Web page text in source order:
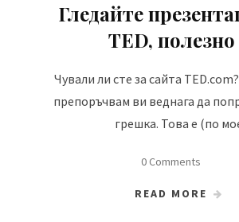
Гледайте
TED, полезно
Чували ли сте за сайта
препоръчвам ви веднага да
грешка. Това е (по
0 Comments
READ MORE